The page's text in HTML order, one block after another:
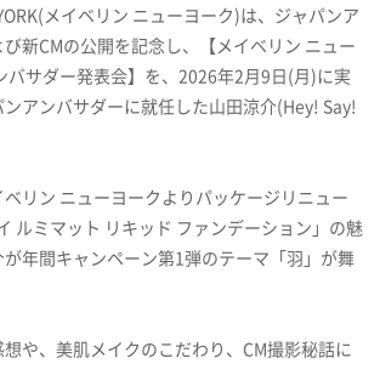
メイベリン ニューヨーク)は、ジャパンア
新CMの公開を記念し、【メイベリン ニュー
バサダー発表会】を、2026年2月9日(月)に実
アンバサダーに就任した山田涼介(Hey! Say!
リン ニューヨークよりパッケージリニュー
ルミマット リキッド ファンデーション」の魅
年間キャンペーン第1弾のテーマ「羽」が舞
や、美肌メイクのこだわり、CM撮影秘話に